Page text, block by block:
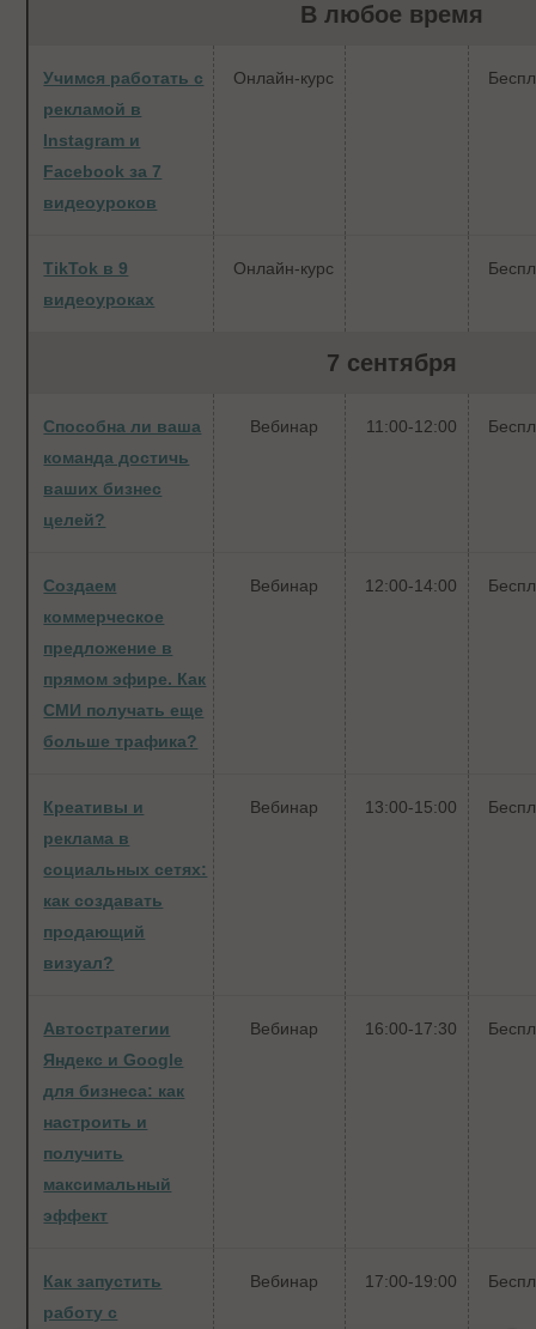
В любое время
Учимся работать с
рекламой в
Instagram и
Facebook за 7
видеоуроков
Онлайн-курс
TikTok в 9
видеоуроках
Онлайн-курс
7 сентября
Способна ли ваша
команда достичь
ваших бизнес
целей?
Вебинар 11:00-12:00
Создаем
коммерческое
предложение в
прямом эфире. Как
СМИ получать еще
больше трафика?
Вебинар 12:00-14:00
Креативы и
реклама в
социальных сетях:
как создавать
продающий
визуал?
Вебинар 13:00-15:00
Автостратегии
Яндекс и Google
для бизнеса: как
настроить и
получить
максимальный
эффект
Вебинар 16:00-17:30
Как запустить
работу с
Вебинар 17:00-19:00